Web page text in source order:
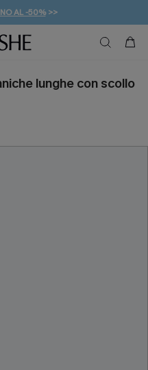
AL -50%>>
DA 49€
20% DI SCONTO*
lunghe con scollo